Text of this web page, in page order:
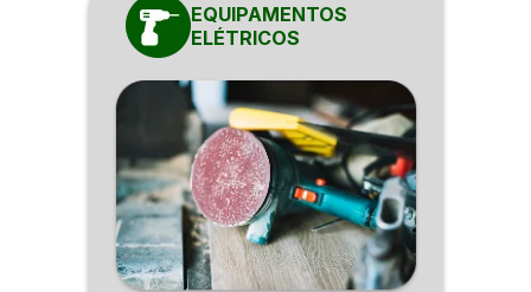
EQUIPAMENTOS
ELÉTRICOS